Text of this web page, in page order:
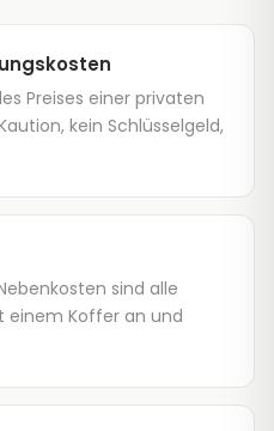
Preises einer privaten
kein Schlüsselgeld,
sind alle
einem Koffer an und